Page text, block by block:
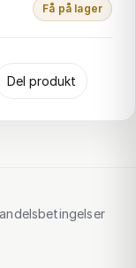
Få på lager
Del produkt